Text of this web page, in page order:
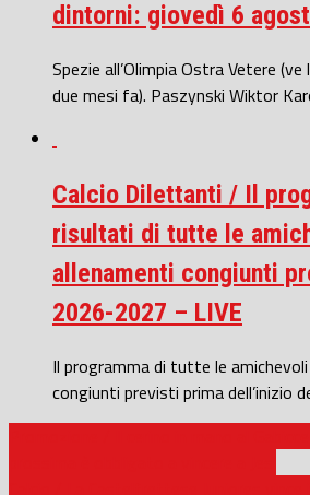
dintorni: giovedì 6
Spezie all’Olimpia Ostra Vetere
due mesi fa). Paszynski Wiktor
Calcio Dilettanti / Il
risultati di tutte le
allenamenti congiunti
2026-2027 – LIVE
Il programma di tutte le
congiunti previsti prima dell’inizio